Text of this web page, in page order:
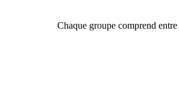
Chaque groupe comprend entre